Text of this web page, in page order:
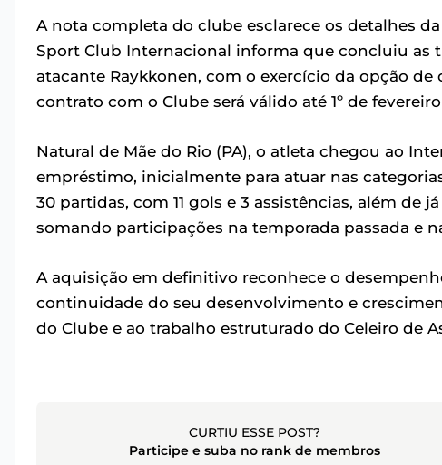
A nota completa do clube esclarece os detalhes
Sport Club Internacional informa que concluiu as
atacante Raykkonen, com o exercício da opção
contrato com o Clube será válido até 1º de
Natural de Mãe do Rio (PA), o atleta chegou ao
empréstimo, inicialmente para atuar nas
30 partidas, com 11 gols e 3 assistências, além de
somando participações na temporada passada e
A aquisição em definitivo reconhece o
continuidade do seu desenvolvimento e
do Clube e ao trabalho estruturado do Celeiro de
CURTIU ESSE POST?
Participe e suba no rank de membros